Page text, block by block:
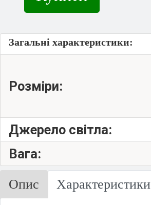
Загальні характеристики:
Розміри:
Джерело світла:
Вага:
Опис Характеристики